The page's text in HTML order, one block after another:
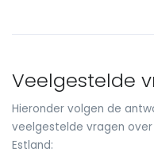
Veelgestelde
Hieronder volgen de
veelgestelde vragen
Estland: